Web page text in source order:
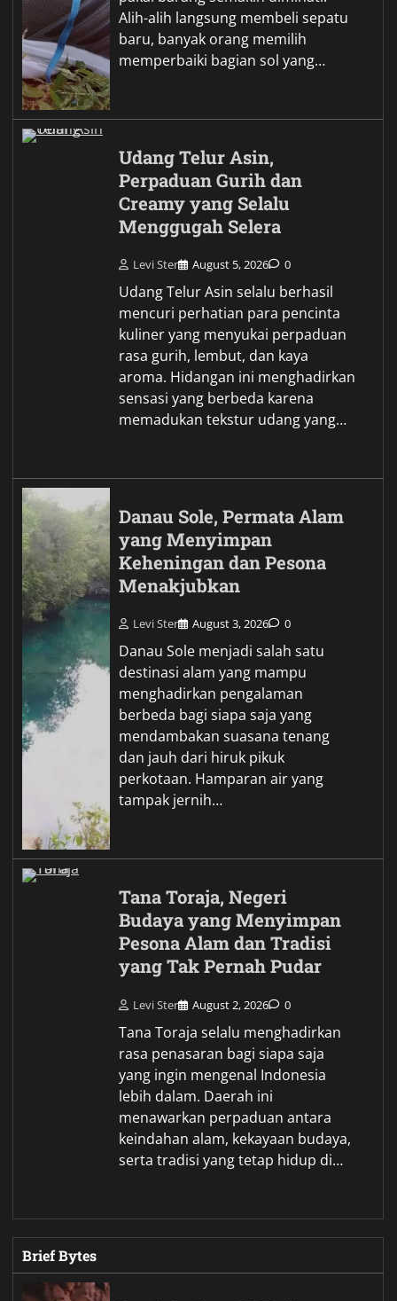
Alih-alih langsung membeli sepatu
baru, banyak orang memilih
memperbaiki bagian sol yang…
Udang Telur Asin,
Perpaduan Gurih dan
Creamy yang Selalu
Menggugah Selera
Levi Ster August 5, 2026 0
Udang Telur Asin selalu berhasil
mencuri perhatian para pencinta
kuliner yang menyukai perpaduan
rasa gurih, lembut, dan kaya
aroma. Hidangan ini menghadirkan
sensasi yang berbeda karena
memadukan tekstur udang yang…
Danau Sole, Permata Alam
yang Menyimpan
Keheningan dan Pesona
Menakjubkan
Levi Ster August 3, 2026 0
Danau Sole menjadi salah satu
destinasi alam yang mampu
menghadirkan pengalaman
berbeda bagi siapa saja yang
mendambakan suasana tenang
dan jauh dari hiruk pikuk
perkotaan. Hamparan air yang
tampak jernih…
Tana Toraja, Negeri
Budaya yang Menyimpan
Pesona Alam dan Tradisi
yang Tak Pernah Pudar
Levi Ster August 2, 2026 0
Tana Toraja selalu menghadirkan
rasa penasaran bagi siapa saja
yang ingin mengenal Indonesia
lebih dalam. Daerah ini
menawarkan perpaduan antara
keindahan alam, kekayaan budaya,
serta tradisi yang tetap hidup di…
Brief Bytes